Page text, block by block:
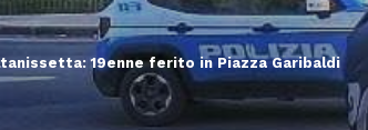
19enne ferito in Piazza Garibaldi